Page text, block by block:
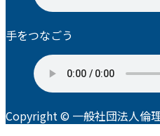
手をつなごう
Copyright © 一般社団法人倫